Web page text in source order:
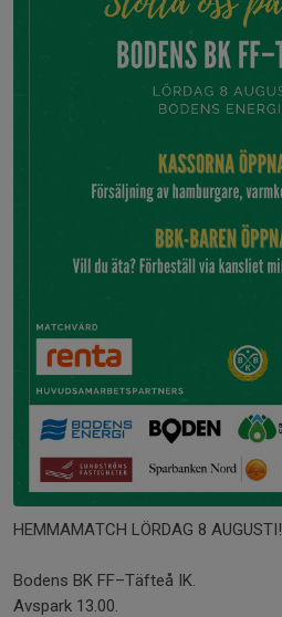
HEMMAMATCH LÖRDAG 8 AUGUSTI!
Bodens BK FF–Täfteå IK.
Avspark 13.00.